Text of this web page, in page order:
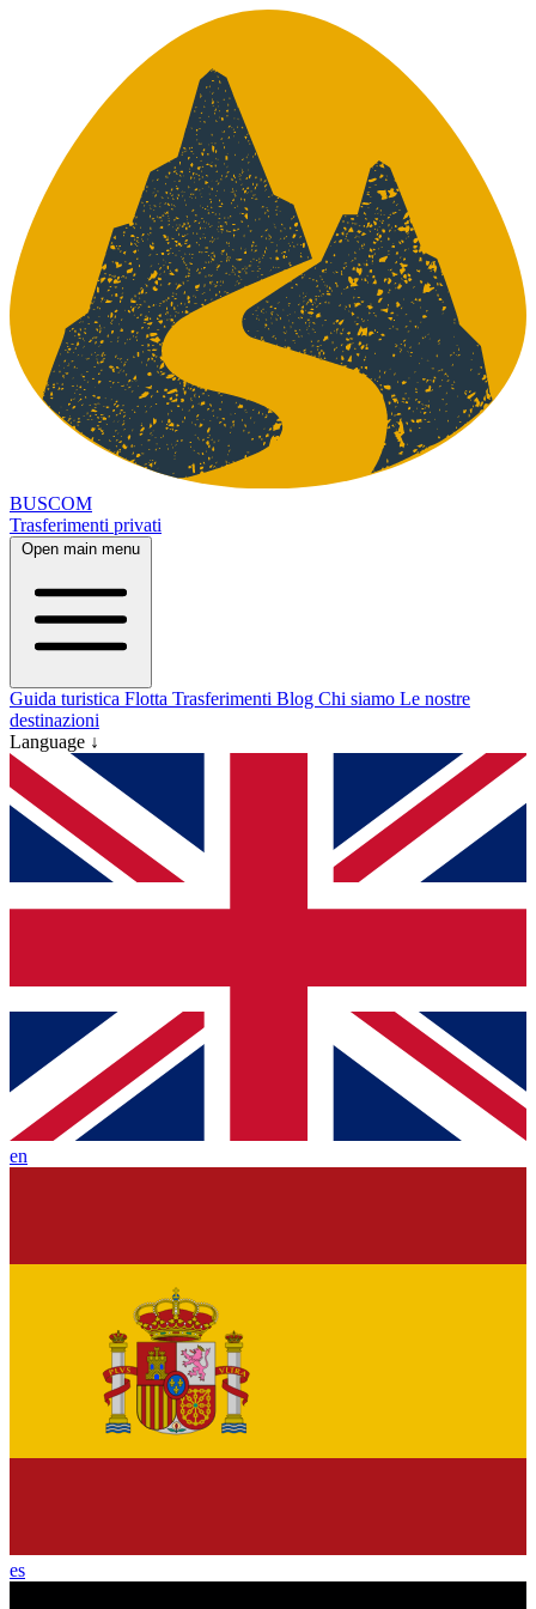
BUSCOM
Trasferimenti privati
Open main menu
Guida turistica Flotta Trasferimenti Blog Chi siamo Le nostre
destinazioni
Language ↓
en
es